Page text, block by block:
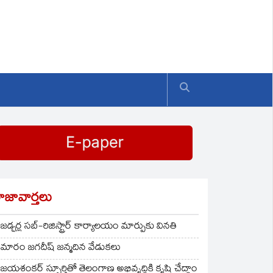
జడ్చర్ల సబ్-రిజిస్ట్రార్ కార్యాలయం మార్పుకు వినతి
మారం జగదీష్ జన్మదిన వేడుకలు
జయశంకర్ స్ఫూర్తితో తెలంగాణ అభివృద్ధికి కృషి చేద్దాం